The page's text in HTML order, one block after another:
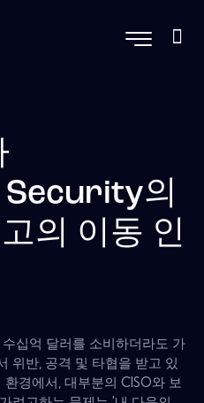
의
의 이동 인
십억 달러를 소비하더라도 가
위반, 공격 및 타협을 받고 있
경에서, 대부분의 CISO와 보